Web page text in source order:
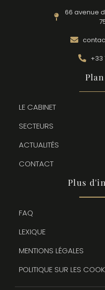
66 avenue
+33
LE CABINET
SECTEURS
ACTUALITÉS
CONTACT
Plus
FAQ
LEXIQUE
MENTIONS LÉGALES
POLITIQUE SUR LES